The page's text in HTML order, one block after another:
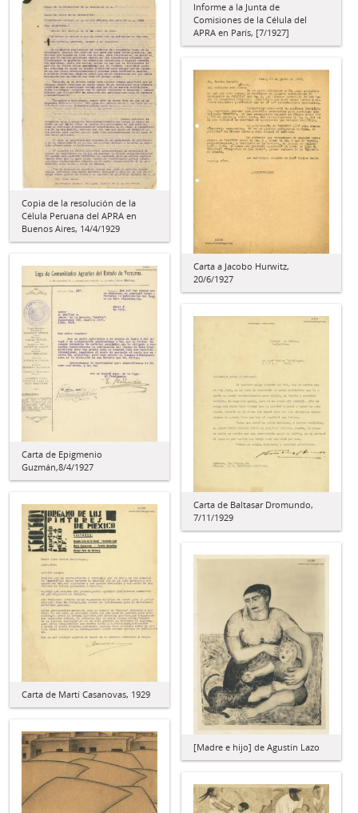
Informe a la Junta de
Comisiones de la Célula del
APRA en París, [7/1927]
Copia de la resolución de la
Célula Peruana del APRA en
Buenos Aires, 14/4/1929
Carta a Jacobo Hurwitz,
20/6/1927
Carta de Epigmenio
Guzmán,8/4/1927
Carta de Baltasar Dromundo,
7/11/1929
Carta de Martí Casanovas, 1929
[Madre e hijo] de Agustín Lazo